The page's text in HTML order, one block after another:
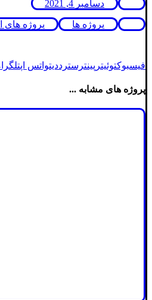
دسامبر 4, 2021
پروژه ها پروژه های
فیسبوکتوئیتر پینترسترددیتواتس اپ
پروژه های مشابه ...